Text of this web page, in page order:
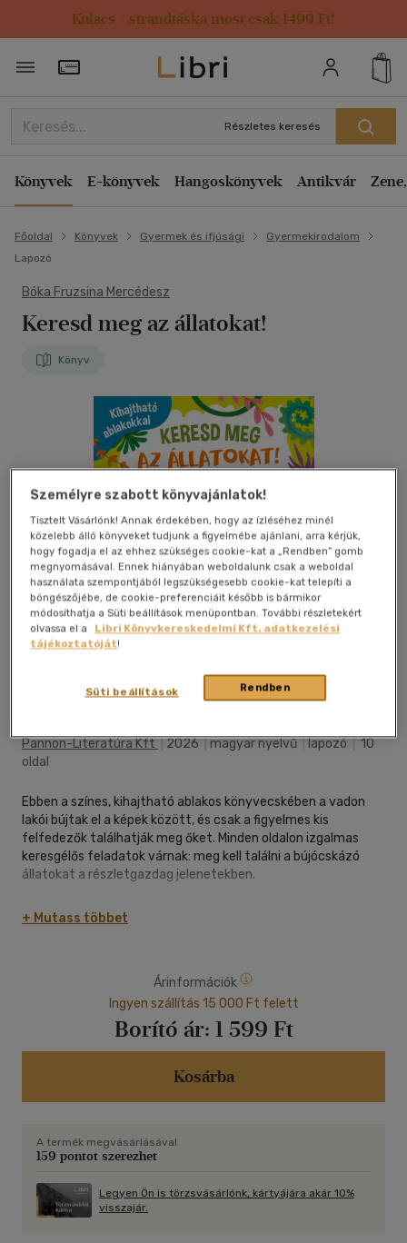
Kulacs / strandtáska most csak 1499 Ft!
Törzsvásárlói Kártya adatai
Részletes keresés
Könyvek E-könyvek Hangoskönyvek Antikvár
Főoldal Könyvek Gyermek és ifjúsági
Gyermekirodalom
Lapozó
Bóka Fruzsina Mercédesz
Keresd meg az állatokat!
Könyv
Megosztom
Pannon-Literatúra Kft|2026|magyar nyelvű|lapozó|10
oldal
Ebben a színes, kihajtható ablakos könyvecskében a vadon
lakói bújtak el a képek között, és csak a figyelmes kis
felfedezők találhatják meg őket. Minden oldalon izgalmas
keresgélős feladatok várnak: meg kell találni a bújócskázó
állatokat a részletgazdag jelenetekben.
Az ablakok kinyitása és a játékos feladatok fejlesztik a
megfigyelőképességet, a koncentrációt, valamint a
kutatni, felfedezni és játszva tanulni.
+ Mutass többet
Árinformációk
Ingyen szállítás 15 000 Ft felett
Borító ár: 1 599 Ft
Kosárba
A termék megvásárlásával
159 pontot szerezhet
Legyen Ön is törzsvásárlónk, kártyájára akár 10%
visszajár.
Személyre szabott könyvajánlatok!
Tisztelt Vásárlónk! Annak érdekében, hogy az ízléséhez minél
közelebb álló könyveket tudjunk a figyelmébe ajánlani, arra kérjük,
hogy fogadja el az ehhez szükséges cookie-kat a „Rendben” gomb
megnyomásával. Ennek hiányában weboldalunk csak a weboldal
használata szempontjából legszükségesebb cookie-kat telepíti a
böngészőjébe, de cookie-preferenciáit később is bármikor
módosíthatja a Süti beállítások menüpontban. További részletekért
olvassa el a
Libri Könyvkereskedelmi Kft. adatkezelési
tájékoztatóját!
Rendben
Süti beállítások